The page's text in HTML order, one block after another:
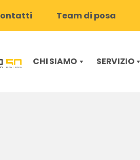
Team di posa
CHI SIAMO SERVIZIO